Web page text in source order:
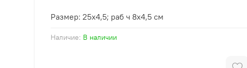
Наличие: В наличии
Размер: 25х4,5; раб ч 8х4,5 см